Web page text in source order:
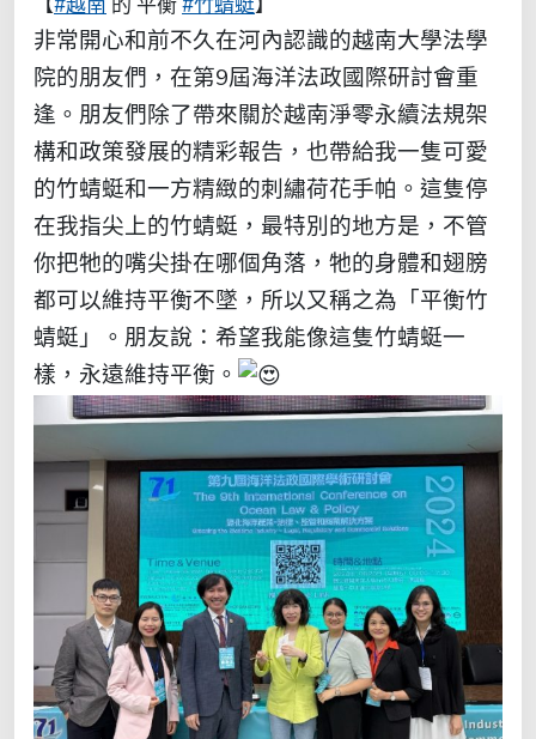
非常開心和前不久在河內認識的越南大學法學
院的朋友們，在第9屆海洋法政國際研討會重
逢。朋友們除了帶來關於越南淨零永續法規架
構和政策發展的精彩報告，也帶給我一隻可愛
的竹蜻蜓和一方精緻的刺繡荷花手帕。這隻停
在我指尖上的竹蜻蜓，最特別的地方是，不管
你把牠的嘴尖掛在哪個角落，牠的身體和翅膀
都可以維持平衡不墜，所以又稱之為「平衡竹
蜻蜓」。朋友說：希望我能像這隻竹蜻蜓一
樣，永遠維持平衡。